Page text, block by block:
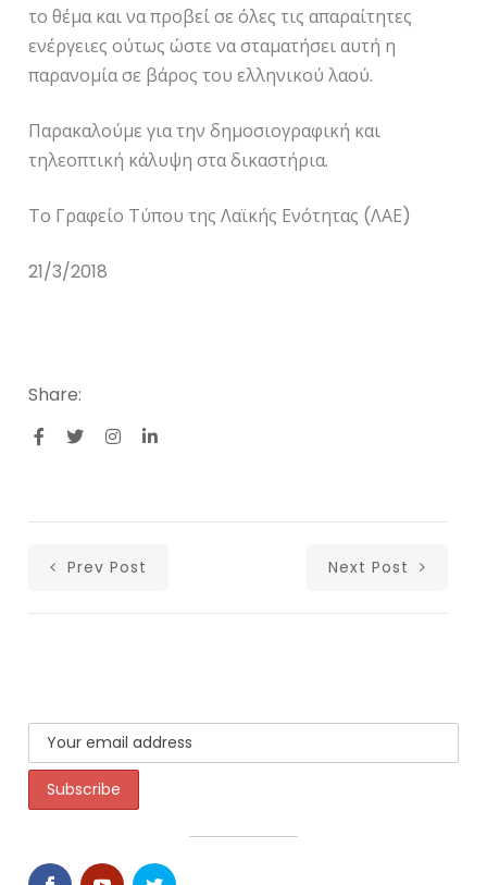
το θέμα και να προβεί σε όλες τις απαραίτητες
ενέργειες ούτως ώστε να σταματήσει αυτή η
παρανομία σε βάρος του ελληνικού λαού.
Παρακαλούμε για την δημοσιογραφική και
τηλεοπτική κάλυψη στα δικαστήρια.
Το Γραφείο Τύπου της Λαϊκής Ενότητας (ΛΑΕ)
21/3/2018
Share:
Prev Post Next Post